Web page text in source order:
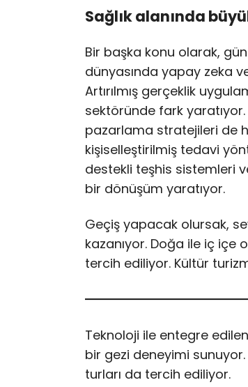
Sağlık alanında
Bir başka konu olarak,
dünyasında yapay zeka
Artırılmış gerçeklik
sektöründe fark
pazarlama stratejileri de
kişiselleştirilmiş tedavi
destekli teşhis sistemleri
bir dönüşüm yaratıyor.
Geçiş yapacak olursak,
kazanıyor. Doğa ile iç içe
tercih ediliyor. Kültür
Teknoloji ile entegre
bir gezi deneyimi
turları da tercih ediliyor.